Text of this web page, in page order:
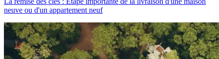
neuve ou d'un appartement neuf